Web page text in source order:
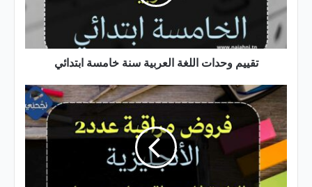
خامسة
ابتدائي
تقييم وحدات اللغة العربية سنة خامسة ابتدائي
فروض
مراقبة
عدد
2
في
الإنجليزية